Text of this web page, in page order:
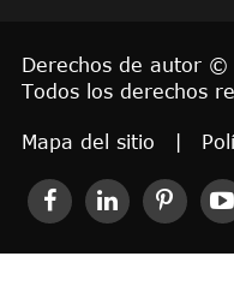
Derechos de autor ©
Todos los derechos
Mapa del sitio